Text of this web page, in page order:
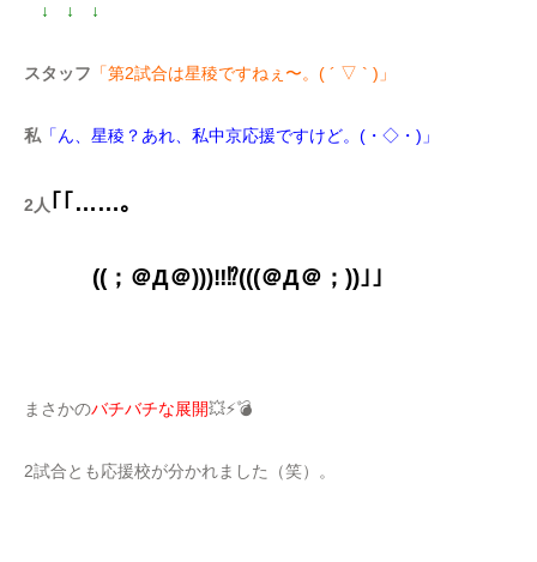
↓ ↓ ↓
スタッフ 「第2試合は星稜ですねぇ〜。( ´ ▽ ` )」
私 「ん、星稜？あれ、私中京応援ですけど。(・◇・)」
2人 ｢｢……。
((；＠Д＠)))‼️⁉️(((＠Д＠；))｣｣
まさかのバチバチな展開💥⚡️💣
2試合とも応援校が分かれました（笑）。